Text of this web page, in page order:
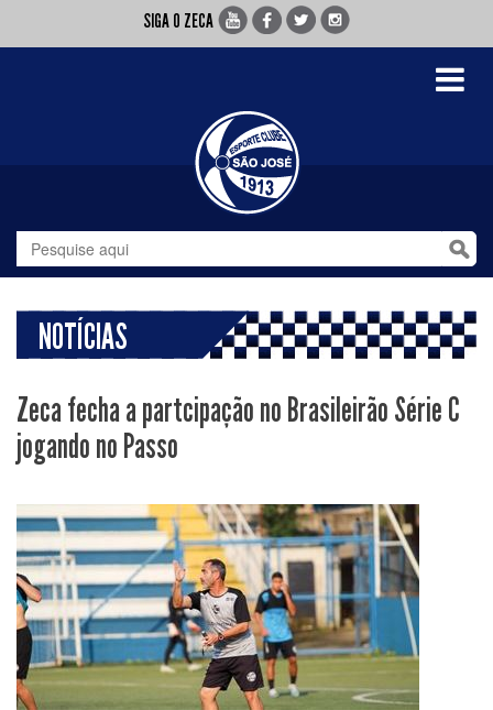
SIGA O ZECA
Toggle
NOTÍCIAS
Zeca fecha a partcipação no Brasileirão Série C
jogando no Passo